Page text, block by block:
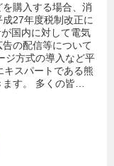
購入する場合、消
27年度税制改正に
国内に対して電気
の配信等について
ジ方式の導入など平
キスパートである熊
す。 多くの皆…